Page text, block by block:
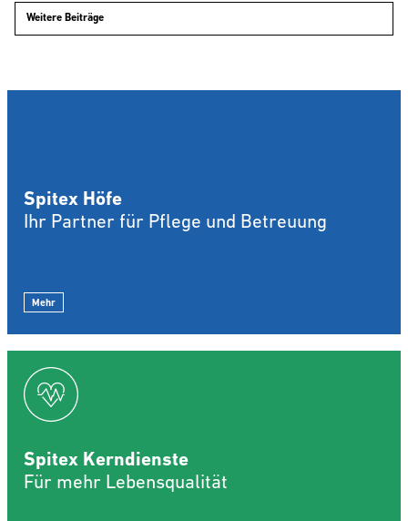
Weitere Beiträge
Spitex Höfe
Ihr Partner für Pflege und Betreuung
Mehr
Spitex Kerndienste
Für mehr Lebensqualität